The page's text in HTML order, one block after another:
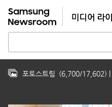
포토스트림 (6,700/17,602)